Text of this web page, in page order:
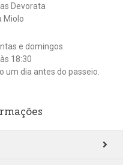
Devorata
Miolo
e domingos.
18:30
um dia antes do passeio.